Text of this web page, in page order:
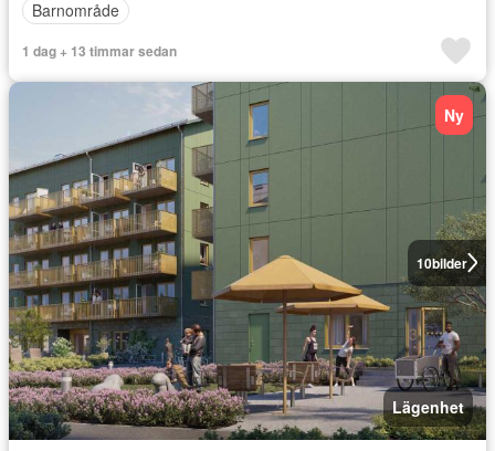
Barnområde
1 dag + 13 timmar sedan
10bilder
Ny
Lägenhet